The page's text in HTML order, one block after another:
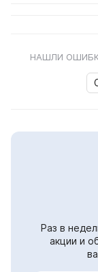
НАШЛИ
Раз в
акции и